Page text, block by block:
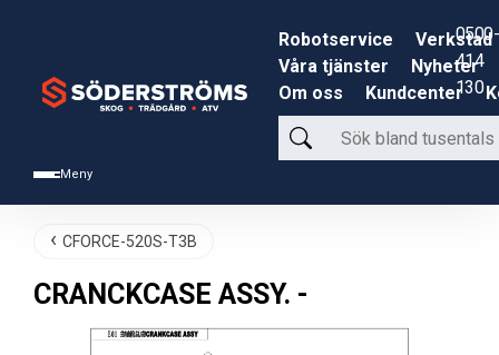
Meny
Robotservice
Verkstad
Våra tjänster
Nyheter
Om oss
Kundcenter
Sök
bland
produkter
0500-
414
130
CFORCE-520S-T3B
CRANCKCASE ASSY. -